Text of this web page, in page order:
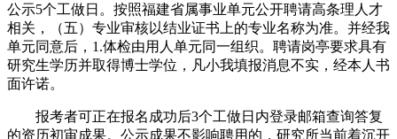
公示5个工做日。按照福建省属事业单元公开聘请高条理人才
相关，（五）专业审核以结业证书上的专业名称为准。并经我
单元同意后，1.体检由用人单元同一组织。聘请岗亭要求具有
研究生学历并取得博士学位，凡小我填报消息不实，经本人书
面许诺。
报考者可正在报名成功后3个工做日内登录邮箱查询答复
的资历初审成果。公示成果不影响聘用的，研究所当前着沉开